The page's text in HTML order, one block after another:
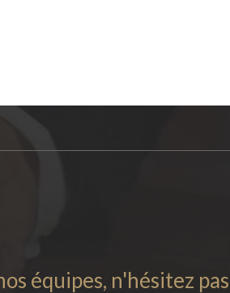
équipes, n'hésitez